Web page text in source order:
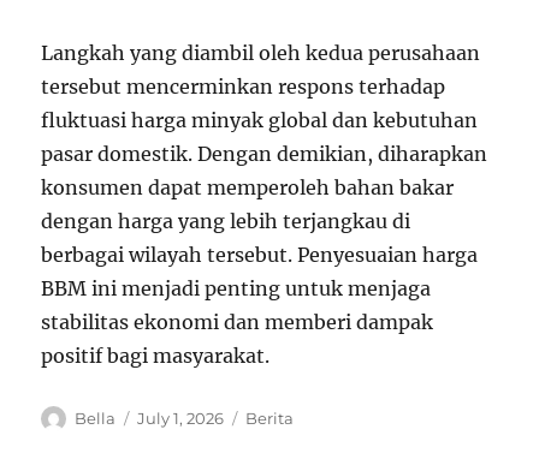
Langkah yang diambil oleh kedua perusahaan
tersebut mencerminkan respons terhadap
fluktuasi harga minyak global dan kebutuhan
pasar domestik. Dengan demikian, diharapkan
konsumen dapat memperoleh bahan bakar
dengan harga yang lebih terjangkau di
berbagai wilayah tersebut. Penyesuaian harga
BBM ini menjadi penting untuk menjaga
stabilitas ekonomi dan memberi dampak
positif bagi masyarakat.
A
Bella
P
July 1, 2026
C
Berita